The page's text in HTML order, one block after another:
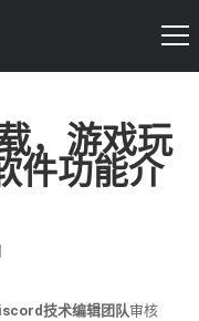
，游戏玩
件功能介
技术编辑团队审核